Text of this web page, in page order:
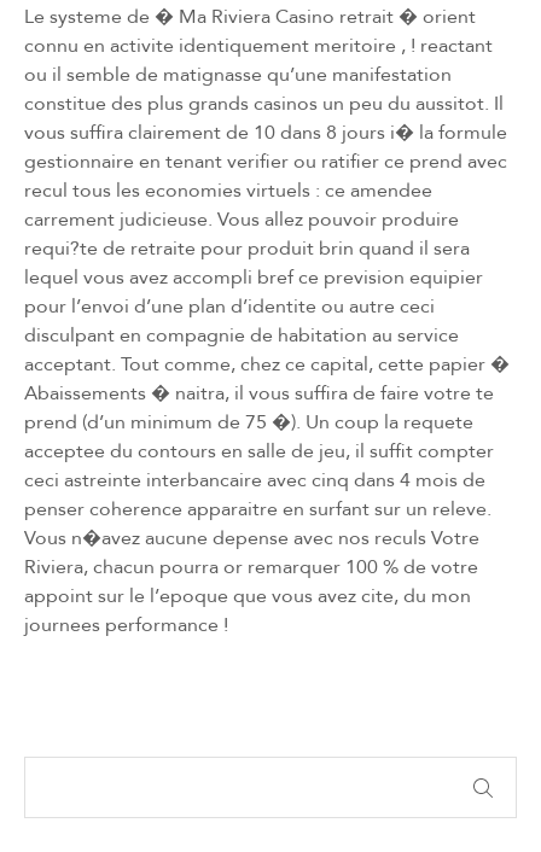
Le systeme de � Ma Riviera Casino retrait � orient
connu en activite identiquement meritoire , ! reactant
ou il semble de matignasse qu’une manifestation
constitue des plus grands casinos un peu du aussitot. Il
vous suffira clairement de 10 dans 8 jours i� la formule
gestionnaire en tenant verifier ou ratifier ce prend avec
recul tous les economies virtuels : ce amendee
carrement judicieuse. Vous allez pouvoir produire
requi?te de retraite pour produit brin quand il sera
lequel vous avez accompli bref ce prevision equipier
pour l’envoi d’une plan d’identite ou autre ceci
disculpant en compagnie de habitation au service
acceptant. Tout comme, chez ce capital, cette papier �
Abaissements � naitra, il vous suffira de faire votre te
prend (d’un minimum de 75 �). Un coup la requete
acceptee du contours en salle de jeu, il suffit compter
ceci astreinte interbancaire avec cinq dans 4 mois de
penser coherence apparaitre en surfant sur un releve.
Vous n�avez aucune depense avec nos reculs Votre
Riviera, chacun pourra or remarquer 100 % de votre
appoint sur le l’epoque que vous avez cite, du mon
journees performance !